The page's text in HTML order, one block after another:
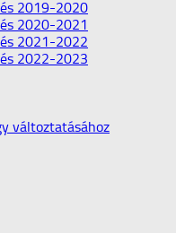
2019-2020
2020-2021
2021-2022
2022-2023
változtatásához